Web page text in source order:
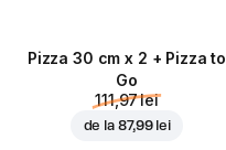
Pizza 30 cm x 2 + Pizza to
Go
111,97 lei
de la 87,99 lei